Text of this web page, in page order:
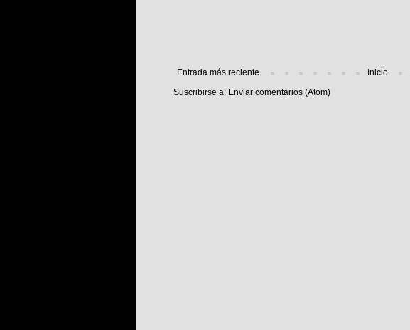
Entrada más reciente
Inicio
Suscribirse a: Enviar comentarios (Atom)